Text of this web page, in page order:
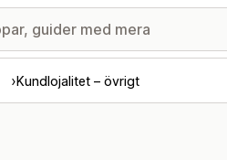
Kundlojalitet – övrigt